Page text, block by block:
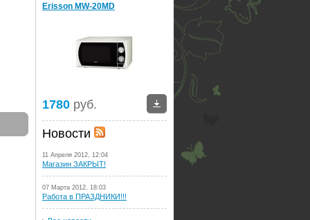
Erisson MW-20MD
1780 руб.
Новости
11 Апреля 2012, 12:04
Магазин ЗАКРЫТ!
07 Марта 2012, 18:03
Работа в ПРАЗДНИКИ!!!